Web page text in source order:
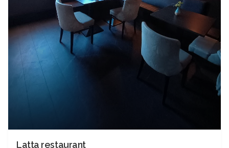
Latta restaurant